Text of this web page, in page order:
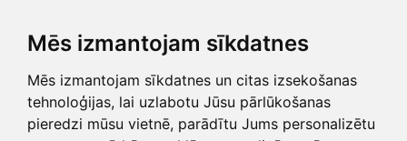
Mēs izmantojam sīkdatnes
Mēs izmantojam sīkdatnes un citas izsekošanas
tehnoloģijas, lai uzlabotu Jūsu pārlūkošanas
pieredzi mūsu vietnē, parādītu Jums personalizētu